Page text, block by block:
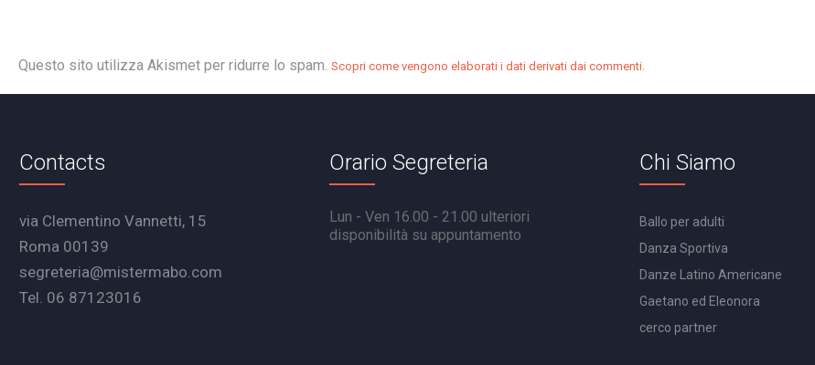
Questo sito utilizza Akismet per ridurre lo spam. Scopri come vengono elaborati i dati derivati dai commenti.
Contacts
via Clementino Vannetti, 15
Roma 00139
segreteria@mistermabo.com
Tel. 06 87123016
Orario Segreteria
Lun - Ven 16.00 - 21.00 ulteriori
disponibilità su appuntamento
Chi Siamo
Ballo per adulti
Danza Sportiva
Danze Latino Americane
Gaetano ed Eleonora
cerco partner